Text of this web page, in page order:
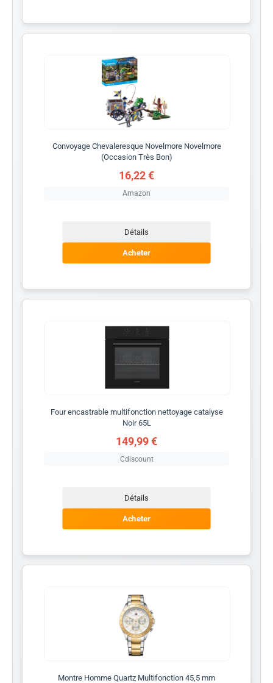
Convoyage Chevaleresque Novelmore Novelmore
(Occasion Très Bon)
16,22 €
Amazon
Détails
Acheter
Four encastrable multifonction nettoyage catalyse
Noir 65L
149,99 €
Cdiscount
Détails
Acheter
Montre Homme Quartz Multifonction 45,5 mm